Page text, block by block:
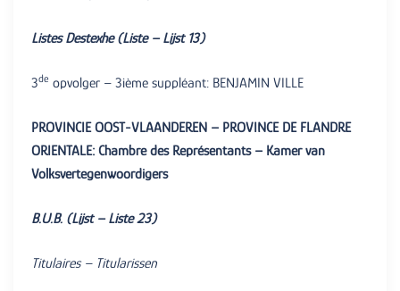
Listes Destexhe (Liste – Lijst 13)
3de opvolger – 3ième suppléant: BENJAMIN VILLE
PROVINCIE OOST-VLAANDEREN – PROVINCE DE FLANDRE
ORIENTALE: Chambre des Représentants – Kamer van
Volksvertegenwoordigers
B.U.B. (Lijst – Liste 23)
Titulaires – Titularissen